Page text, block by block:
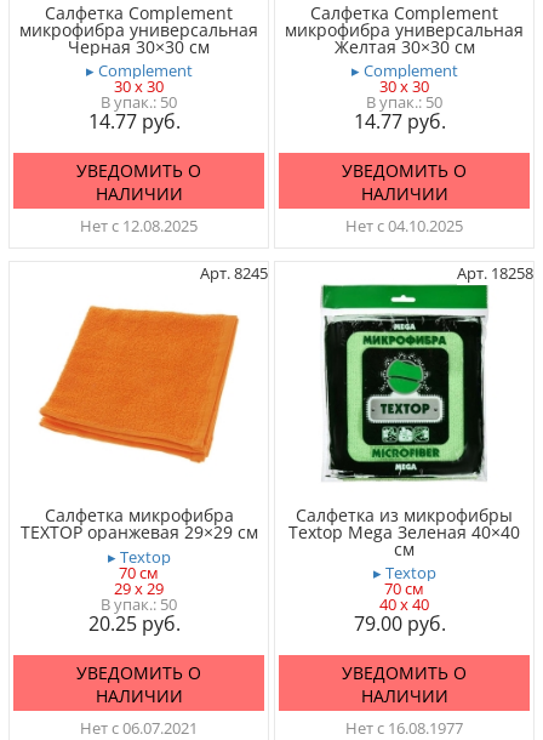
Салфетка Complement
микрофибра универсальная
Черная 30×30 см
▸ Complement
30 x 30
50
14.77
УВЕДОМИТЬ О
НАЛИЧИИ
Нет с 12.08.2025
Салфетка Complement
микрофибра универсальная
Желтая 30×30 см
▸ Complement
30 x 30
50
14.77
УВЕДОМИТЬ О
НАЛИЧИИ
Нет с 04.10.2025
Арт. 8245
Салфетка микрофибра
TEXTOP оранжевая 29×29 см
▸ Textop
70 см
29 x 29
50
20.25
УВЕДОМИТЬ О
НАЛИЧИИ
Нет с 06.07.2021
Арт. 18258
Салфетка из микрофибры
Textop Mega Зеленая 40×40
см
▸ Textop
70 см
40 x 40
79.00
УВЕДОМИТЬ О
НАЛИЧИИ
Нет с 16.08.1977